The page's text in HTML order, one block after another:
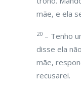
mãe, e ela
20 – Tenho
disse ela
mãe,
recusarei.